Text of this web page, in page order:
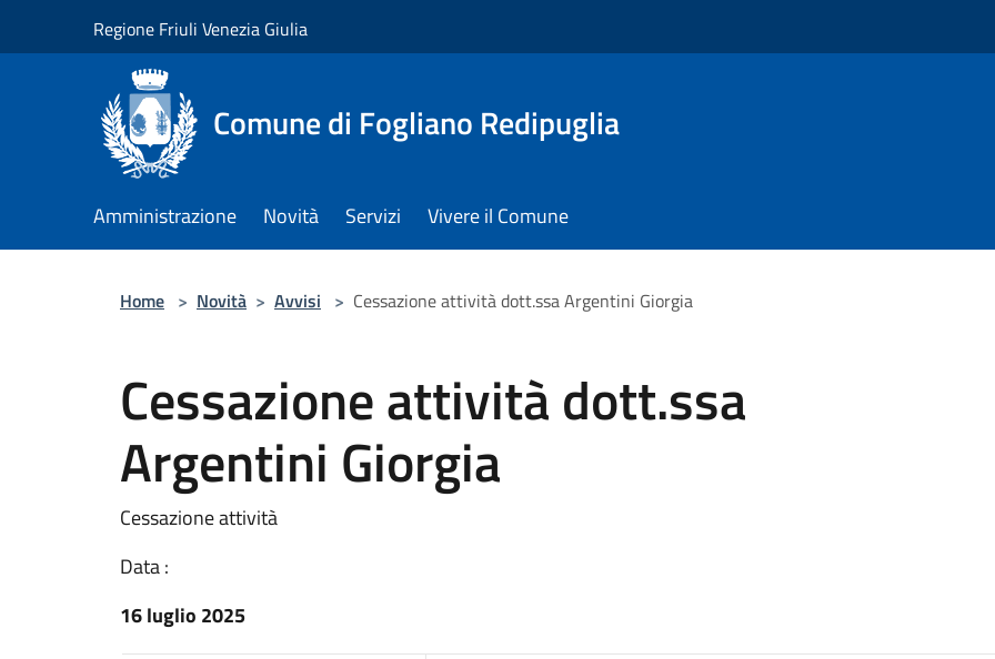
Regione Friuli Venezia Giulia
Comune di Fogliano Redipuglia
Amministrazione Novità Servizi Vivere il Comune
Home > Novità > Avvisi > Cessazione attività dott.ssa Argentini Giorgia
Cessazione attività dott.ssa
Argentini Giorgia
Cessazione attività
Data :
16 luglio 2025